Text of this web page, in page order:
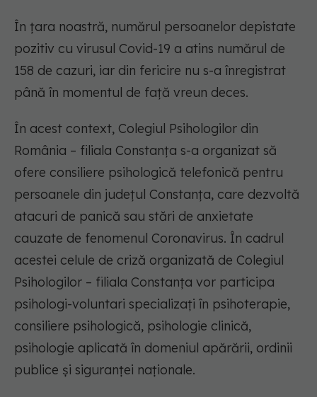
În țara noastră, numărul persoanelor depistate
pozitiv cu virusul Covid-19 a atins numărul de
158 de cazuri, iar din fericire nu s-a înregistrat
până în momentul de față vreun deces.
În acest context, Colegiul Psihologilor din
România – filiala Constanţa s-a organizat să
ofere consiliere psihologică telefonică pentru
persoanele din județul Constanța, care dezvoltă
atacuri de panică sau stări de anxietate
cauzate de fenomenul Coronavirus. În cadrul
acestei celule de criză organizată de Colegiul
Psihologilor – filiala Constanța vor participa
psihologi-voluntari specializați în psihoterapie,
consiliere psihologică, psihologie clinică,
psihologie aplicată în domeniul apărării, ordinii
publice și siguranței naționale.